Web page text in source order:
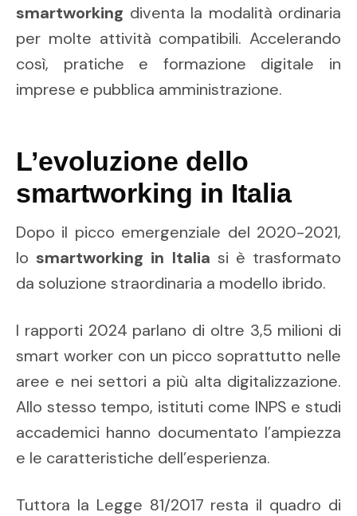
smartworking diventa la modalità ordinaria
per molte attività compatibili. Accelerando
così, pratiche e formazione digitale in
imprese e pubblica amministrazione.
L’evoluzione dello
smartworking in Italia
Dopo il picco emergenziale del 2020-2021,
lo smartworking in Italia si è trasformato
da soluzione straordinaria a modello ibrido.
I rapporti 2024 parlano di oltre 3,5 milioni di
smart worker con un picco soprattutto nelle
aree e nei settori a più alta digitalizzazione.
Allo stesso tempo, istituti come INPS e studi
accademici hanno documentato l’ampiezza
e le caratteristiche dell’esperienza.
Tuttora la Legge 81/2017 resta il quadro di